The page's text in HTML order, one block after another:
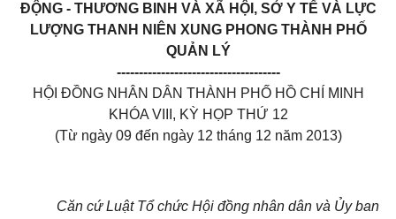
ĐỘNG - THƯƠNG BINH VÀ XÃ HỘI, SỞ Y TẾ VÀ LỰC
LƯỢNG THANH NIÊN XUNG PHONG THÀNH PHỐ
QUẢN LÝ
-------------------------------------
HỘI ĐỒNG NHÂN DÂN THÀNH PHỐ HỒ CHÍ MINH
KHÓA VIII, KỲ HỌP THỨ 12
(Từ ngày 09 đến ngày 12 tháng 12 năm 2013)
Căn cứ Luật Tổ chức Hội đồng nhân dân và Ủy ban